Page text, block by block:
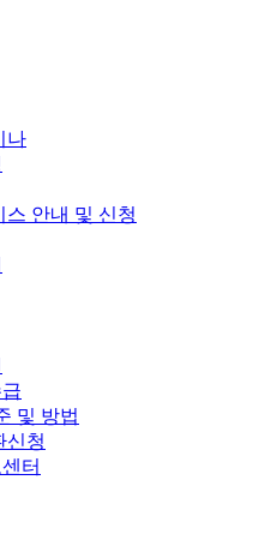
나
스 안내 및 신청
및 방법
신청
터